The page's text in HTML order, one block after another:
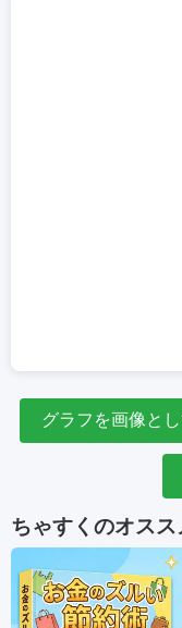
グラフを画像と
ちゃすくのオス